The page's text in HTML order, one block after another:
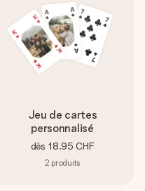
Jeu de cartes
personnalisé
dès 18.95 CHF
2 produits